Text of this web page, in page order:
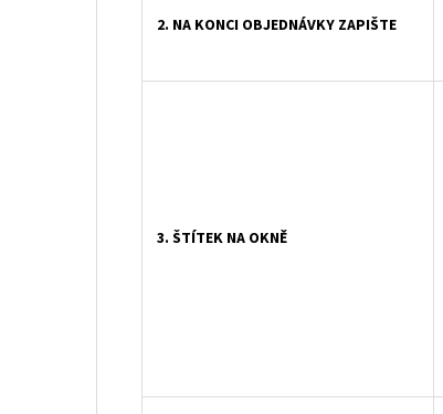
2. NA KONCI OBJEDNÁVKY ZAPIŠTE
3. ŠTÍTEK NA OKNĚ